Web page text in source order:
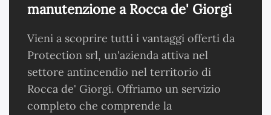
manutenzione a Rocca de' Giorgi
Vieni a scoprire tutti i vantaggi offerti da
Protection srl, un'azienda attiva nel
settore antincendio nel territorio di
Rocca de' Giorgi. Offriamo un servizio
completo che comprende la